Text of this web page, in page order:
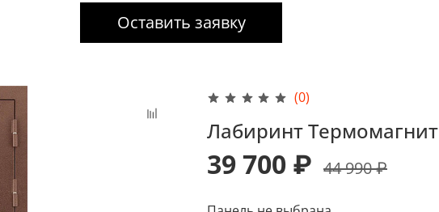
Оставить заявку
(0)
Лабиринт Термомагнит
39 700 ₽ 44 990 ₽